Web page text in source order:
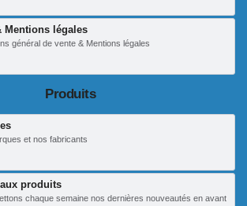
Mentions légales
général de vente & Mentions légales
Produits
et nos fabricants
produits
chaque semaine nos dernières nouveautés en avant